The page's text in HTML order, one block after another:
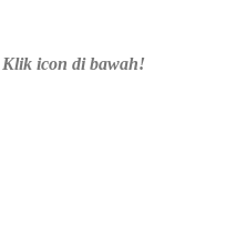
Klik icon di bawah!